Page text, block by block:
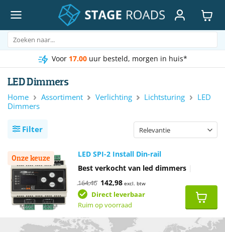
naar
inhoud
Zoeken
naar:
Voor 17.00uur besteld, morgen in huis*
LED Dimmers
Home Assortiment Verlichting Lichtsturing
LED
Dimmers
Filter
Onze keuze LED SPI-2 Install Din-rail
Best verkocht van led dimmers
164,46 Oorspronkelijke
prijs
was:
142,98Huidige
prijs
is:
excl. btw
Direct leverbaar
Ruim op voorraad